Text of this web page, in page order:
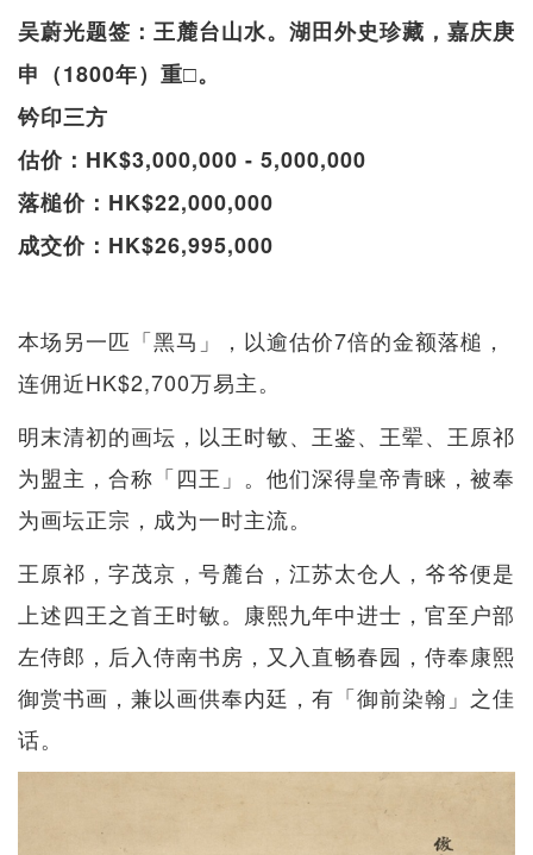
吴蔚光题签：王麓台山水。湖田外史珍藏，嘉庆庚
申（1800年）重□。
钤印三方
估价：HK$3,000,000 - 5,000,000
落槌价：HK$22,000,000
成交价：HK$26,995,000
本场另一匹「黑马」，以逾估价7倍的金额落槌，
连佣近HK$2,700万易主。
明末清初的画坛，以王时敏、王鉴、王翚、王原祁
为盟主，合称「四王」。他们深得皇帝青睐，被奉
为画坛正宗，成为一时主流。
王原祁，字茂京，号麓台，江苏太仓人，爷爷便是
上述四王之首王时敏。康熙九年中进士，官至户部
左侍郎，后入侍南书房，又入直畅春园，侍奉康熙
御赏书画，兼以画供奉内廷，有「御前染翰」之佳
话。